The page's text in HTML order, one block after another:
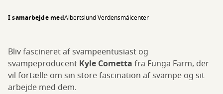
I samarbejde medAlbertslund Verdensmålcenter
Bliv fascineret af svampeentusiast og
svampeproducent Kyle Cometta fra Funga Farm, der
vil fortælle om sin store fascination af svampe og sit
arbejde med dem.